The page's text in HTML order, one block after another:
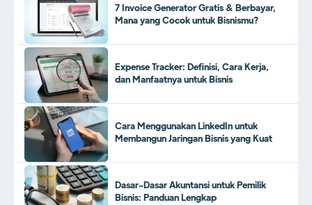
7 Invoice Generator Gratis & Berbayar,
Mana yang Cocok untuk Bisnismu?
Expense Tracker: Definisi, Cara Kerja,
dan Manfaatnya untuk Bisnis
Cara Menggunakan LinkedIn untuk
Membangun Jaringan Bisnis yang Kuat
Dasar-Dasar Akuntansi untuk Pemilik
Bisnis: Panduan Lengkap